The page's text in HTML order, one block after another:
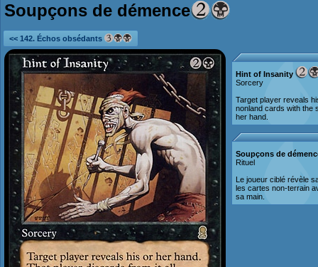
Soupçons de démence
<< 142. Échos obsédants
Hint of Insanity
Sorcery
Target player reveals
nonland cards with the
her hand.
Soupçons de
Rituel
Le joueur ciblé révèle
les cartes non-terrain
sa main.